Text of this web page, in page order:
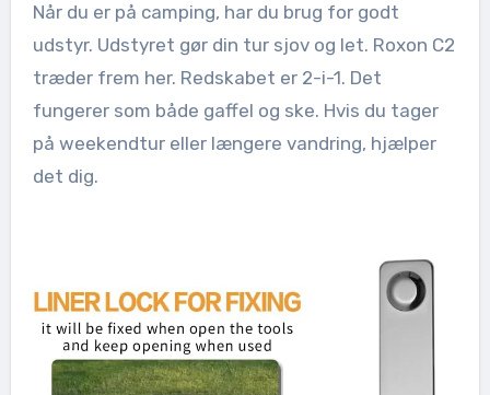
Når du er på camping, har du brug for godt
udstyr. Udstyret gør din tur sjov og let. Roxon C2
træder frem her. Redskabet er 2-i-1. Det
fungerer som både gaffel og ske. Hvis du tager
på weekendtur eller længere vandring, hjælper
det dig.